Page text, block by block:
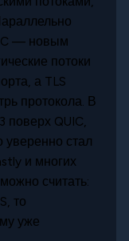
— новым
потоки
а TLS
протокола. В
поверх QUIC,
уверенно стал
и многих
считать:
то
уже